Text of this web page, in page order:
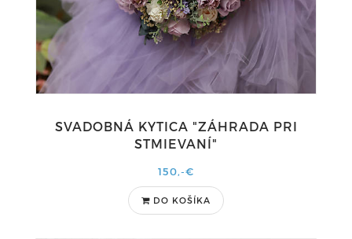
SVADOBNÁ KYTICA "ZÁHRADA PRI
STMIEVANÍ"
150,-€
DO KOŠÍKA